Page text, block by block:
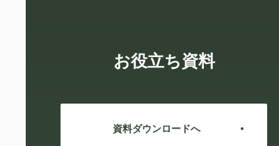
お役立ち資料
資料ダウンロードへ